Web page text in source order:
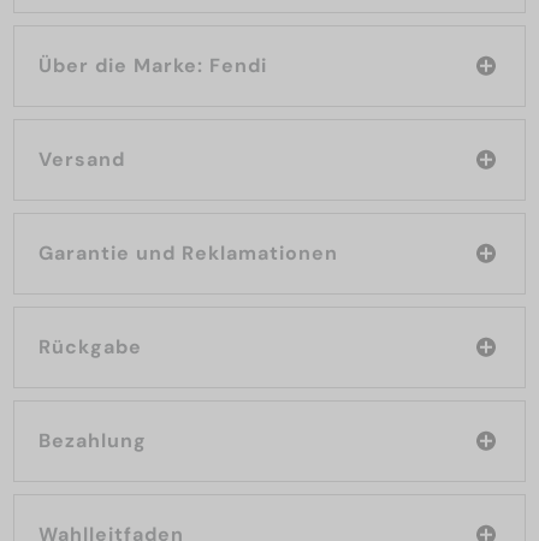
Über die Marke: Fendi
Versand
Garantie und Reklamationen
Rückgabe
Bezahlung
Wahlleitfaden